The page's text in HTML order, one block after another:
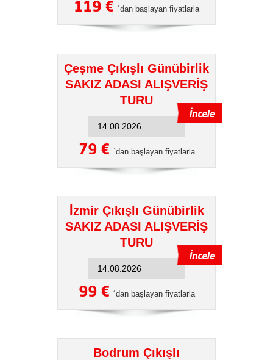
119 € ´dan başlayan fiyatlarla
Çeşme Çıkışlı Günübirlik
SAKIZ ADASI ALIŞVERİŞ
TURU
79 € ´dan başlayan fiyatlarla
İzmir Çıkışlı Günübirlik
SAKIZ ADASI ALIŞVERİŞ
TURU
99 € ´dan başlayan fiyatlarla
Bodrum Çıkışlı